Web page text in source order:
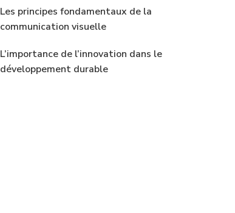
Les principes fondamentaux de la
communication visuelle
L’importance de l’innovation dans le
développement durable